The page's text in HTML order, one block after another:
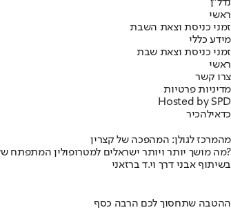
נדל"ן
ראשי
זמני כניסת וצאת השבת
מידע כללי
זמני כניסת וצאת שבת
ראשי
צרו קשר
מדיניות פרטיות
Hosted by SPD
כדאילהכיר
מהמרכז לגולן: המהפכה של קצרין
מה מושך יותר ויותר ישראלים למטרופולין המתפתח של האזור היפה במדינה?
בשיתוף אבני דרך וי.ד ברזאני
ההטבה שתחסוך לכם הרבה כסף